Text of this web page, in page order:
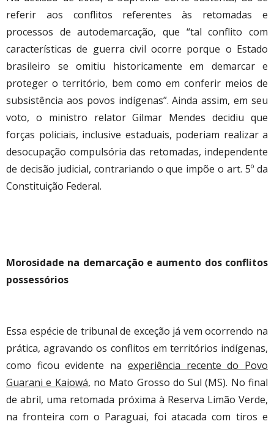
referir aos conflitos referentes às retomadas e
processos de autodemarcação, que “tal conflito com
características de guerra civil ocorre porque o Estado
brasileiro se omitiu historicamente em demarcar e
proteger o território, bem como em conferir meios de
subsistência aos povos indígenas”. Ainda assim, em seu
voto, o ministro relator Gilmar Mendes decidiu que
forças policiais, inclusive estaduais, poderiam realizar a
desocupação compulsória das retomadas, independente
de decisão judicial, contrariando o que impõe o art. 5º da
Constituição Federal.
Morosidade na demarcação e aumento dos conflitos
possessórios
Essa espécie de tribunal de exceção já vem ocorrendo na
prática, agravando os conflitos em territórios indígenas,
como ficou evidente na experiência recente do Povo
Guarani e Kaiowá, no Mato Grosso do Sul (MS). No final
de abril, uma retomada próxima à Reserva Limão Verde,
na fronteira com o Paraguai, foi atacada com tiros e